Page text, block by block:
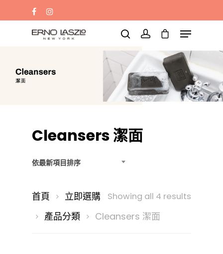
請輸入文字並按「Enter」鍵搜尋，或按
蛋白水
Sleep mask
Cleansers 潔面
依最新項目排序
Showing all 4 results
首頁
立即選購
產品分類
Cleansers 潔面